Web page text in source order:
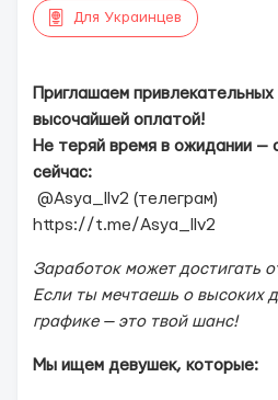
Для Украинцев
Приглашаем
высочайшей оплатой!
Не теряй время в ожидании —
сейчас:
@Asya_llv2 (телеграм)
https://t.me/Asya_llv2
Заработок может достигать
Если ты мечтаешь о высоких
графике — это твой шанс!
Мы ищем девушек, которые: